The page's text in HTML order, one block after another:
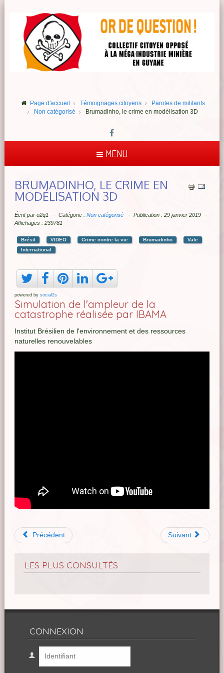
Page d'accueil Témoignages citoyens
Paroles de militants
Non catégorisé
Brumadinho, le crime en modélisation 3D
MENU
BRUMADINHO, LE CRIME EN
MODÉLISATION 3D
Écrit par o2q1 Catégorie : Non catégorisé
Publication : 29 janvier 2019
Affichages : 239781
Brésil VIDEO Crime contre la vie Brumadinho
Vale
International
powered by social2s
Simulation de l'ampleur de la
catastrophe réalisée par IBAMA
Institut Brésilien de l'environnement et des ressources
naturelles renouvelables
Précédent Suivant
LES PLUS CONSULTÉS
CONNEXION